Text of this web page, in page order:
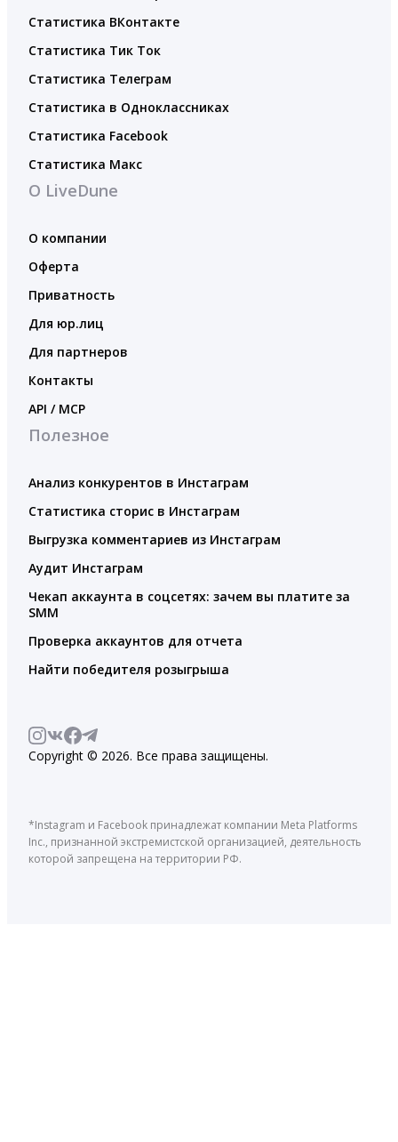
Статистика ВКонтакте
Статистика Тик Ток
Статистика Телеграм
Статистика в Одноклассниках
Статистика Facebook
Статистика Макс
О LiveDune
О компании
Оферта
Приватность
Для юр.лиц
Для партнеров
Контакты
API / MCP
Полезное
Анализ конкурентов в Инстаграм
Статистика сторис в Инстаграм
Выгрузка комментариев из Инстаграм
Аудит Инстаграм
Чекап аккаунта в соцсетях: зачем вы платите за
SMM
Проверка аккаунтов для отчета
Найти победителя розыгрыша
Copyright © 2026. Все права защищены.
*Instagram и Facebook принадлежат компании Meta Platforms
Inc., признанной экстремистской организацией, деятельность
которой запрещена на территории РФ.